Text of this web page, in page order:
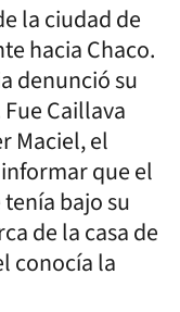
la ciudad de
hacia Chaco.
denunció su
Caillava
Maciel, el
que el
bajo su
de la casa de
conocía la